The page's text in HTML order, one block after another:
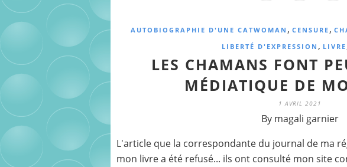
AUTOBIOGRAPHIE D'UNE CATWOMAN , CENSURE,
LIBERTÉ D'EXPRESSION , LIVRE
LES CHAMANS FONT
MÉDIATIQUE DE
1 AVRIL 2021
By magali garnier
L'article que la correspondante du journal de ma
mon livre a été refusé... ils ont consulté mon site